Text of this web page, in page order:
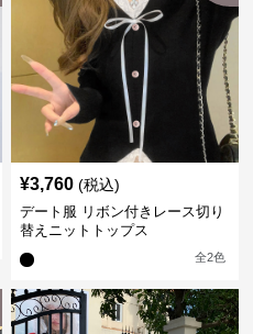
¥3,760 (税込)
デート服 リボン付きレース切り
替えニットトップス
全2色